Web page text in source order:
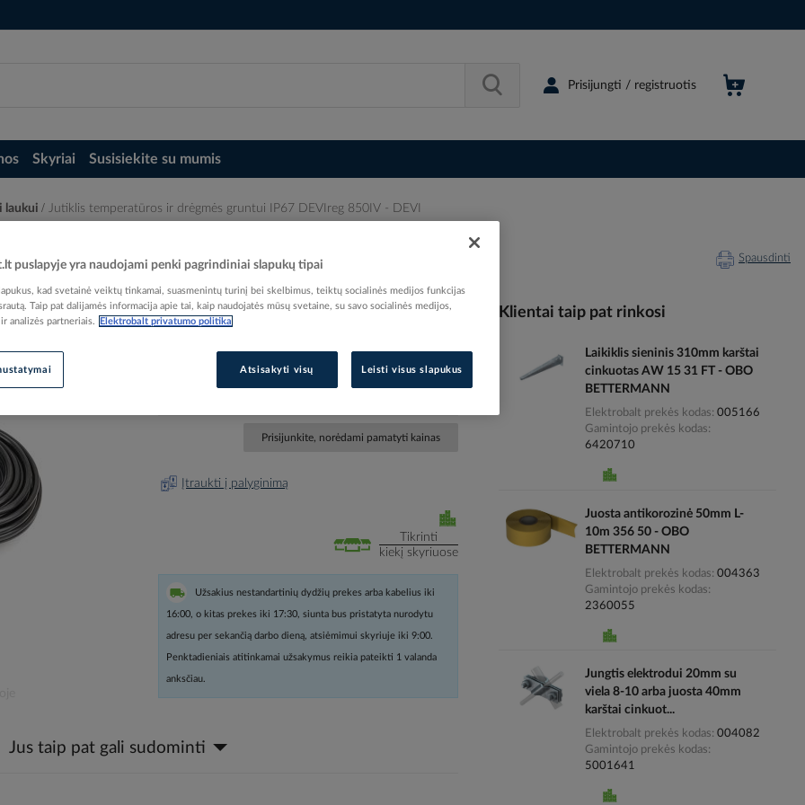
Prisijungti / registruotis
Skyriai Susisiekite su mumis
laukui Jutiklis temperatūros ir drėgmės gruntui IP67 DEVIreg 850IV - DEVI
DEVIreg 850IV - DEVI Spausdinti
5703466209714
Prisijunkite, norėdami pamatyti kainas
Įtraukti į palyginimą
Tikrinti
kiekį skyriuose
Užsakius nestandartinių dydžių prekes arba kabelius iki
16:00, o kitas prekes iki 17:30, siunta bus pristatyta nurodytu
adresu per sekančią darbo dieną, atsiėmimui skyriuje iki 9:00.
Penktadieniais atitinkamai užsakymus reikia pateikti 1 valanda
anksčiau.
Jus taip pat gali sudominti
Klientai taip pat rinkosi
Laikiklis sieninis 310mm karštai
cinkuotas AW 15 31 FT - OBO
BETTERMANN
Elektrobalt prekės kodas 005166
Gamintojo prekės kodas
6420710
Juosta antikorozinė 50mm L-
10m 356 50 - OBO
BETTERMANN
Elektrobalt prekės kodas 004363
Gamintojo prekės kodas
2360055
Jungtis elektrodui 20mm su
viela 8-10 arba juosta 40mm
karštai cinkuot...
Elektrobalt prekės kodas 004082
Gamintojo prekės kodas
5001641
puslapyje yra naudojami penki pagrindiniai slapukų tipai
kad svetainė veiktų tinkamai, suasmenintų turinį bei skelbimus, teiktų socialinės medijos funkcijas
Taip pat dalijamės informacija apie tai, kaip naudojatės mūsų svetaine, su savo socialinės medijos,
analizės partneriais.
Elektrobalt privatumo politika
Atsisakyti visų Leisti visus slapukus